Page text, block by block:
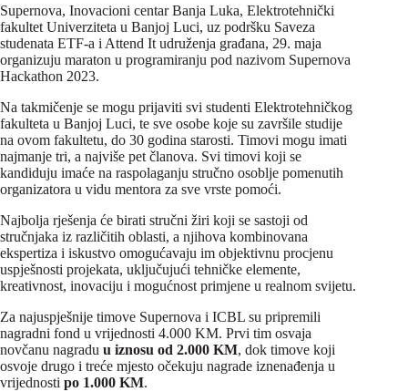
Supernova, Inovacioni centar Banja Luka, Elektrotehnički
fakultet Univerziteta u Banjoj Luci, uz podršku Saveza
studenata ETF-a i Attend It udruženja građana, 29. maja
organizuju maraton u programiranju pod nazivom Supernova
Hackathon 2023.
Na takmičenje se mogu prijaviti svi studenti Elektrotehničkog
fakulteta u Banjoj Luci, te sve osobe koje su završile studije
na ovom fakultetu, do 30 godina starosti. Timovi mogu imati
najmanje tri, a najviše pet članova. Svi timovi koji se
kandiduju imaće na raspolaganju stručno osoblje pomenutih
organizatora u vidu mentora za sve vrste pomoći.
Najbolja rješenja će birati stručni žiri koji se sastoji od
stručnjaka iz različitih oblasti, a njihova kombinovana
ekspertiza i iskustvo omogućavaju im objektivnu procjenu
uspješnosti projekata, uključujući tehničke elemente,
kreativnost, inovaciju i mogućnost primjene u realnom svijetu.
Za najuspješnije timove Supernova i ICBL su pripremili
nagradni fond u vrijednosti 4.000 KM. Prvi tim osvaja
novčanu nagradu u iznosu od 2.000 KM, dok timove koji
osvoje drugo i treće mjesto očekuju nagrade iznenađenja u
vrijednosti po 1.000 KM.